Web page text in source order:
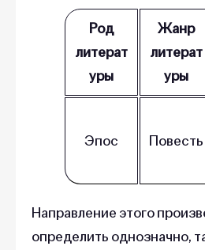
Род
литерат
уры
Жанр
литерат
уры
Эпос Повесть
Направление этого
определить однозначно,